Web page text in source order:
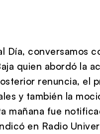
Día, conversamos
quien abordó la
renuncia, el
y también la
mañana fue
en Radio